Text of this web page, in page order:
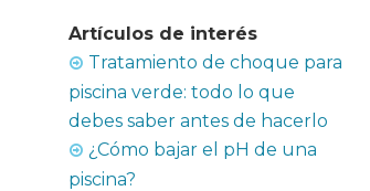
Artículos de interés
Tratamiento de choque para
piscina verde: todo lo que
debes saber antes de hacerlo
¿Cómo bajar el pH de una
piscina?